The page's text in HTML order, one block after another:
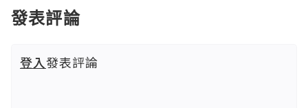
發表評論
登入發表評論